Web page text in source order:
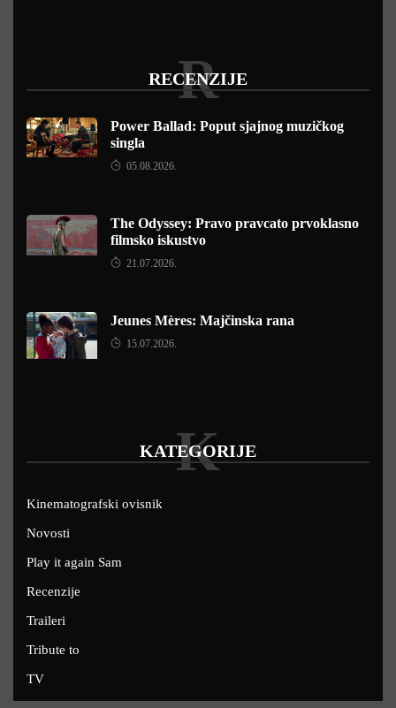
RECENZIJE
R
Power Ballad: Poput sjajnog muzičkog
singla
05.08.2026.
The Odyssey: Pravo pravcato prvoklasno
filmsko iskustvo
21.07.2026.
Jeunes Mères: Majčinska rana
15.07.2026.
KATEGORIJE
K
Kinematografski ovisnik
Novosti
Play it again Sam
Recenzije
Traileri
Tribute to
TV